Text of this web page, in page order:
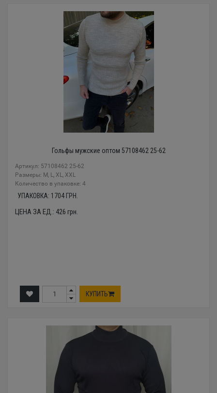
Гольфы мужские оптом 57108462 25-62
Артикул: 57108462 25-62
Размеры: M, L, XL, XXL
Количество в упаковке: 4
УПАКОВКА: 1704 ГРН.
ЦЕНА ЗА ЕД.: 426 грн.
КУПИТЬ